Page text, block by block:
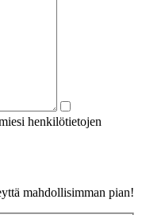
henkilötietojen
mahdollisimman pian!